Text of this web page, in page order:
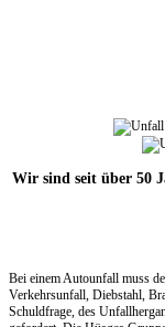
Wir sind seit über 50
Bei einem Autounfall muss
Verkehrsunfall, Diebstahl,
Schuldfrage, des